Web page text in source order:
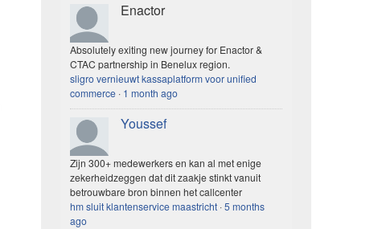
Enactor
Absolutely exiting new journey for Enactor &
CTAC partnership in Benelux region.
sligro vernieuwt kassaplatform voor unified
commerce · 1 month ago
Youssef
Zijn 300+ medewerkers en kan al met enige
zekerheidzeggen dat dit zaakje stinkt vanuit
betrouwbare bron binnen het callcenter
hm sluit klantenservice maastricht ·5 months
ago